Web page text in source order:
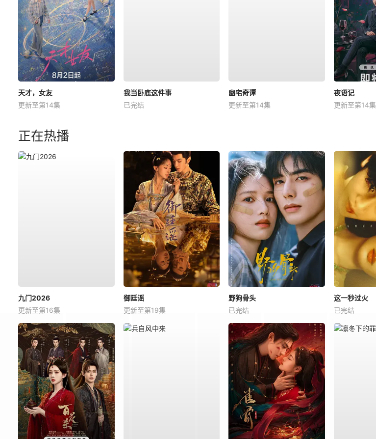
天才，女友
更新至第14集
我当卧底这件事
已完结
幽宅奇谭
更新至第14集
夜语记
更新至第14集
正在热播
九门2026
更新至第16集
御廷谣
更新至第19集
野狗骨头
已完结
这一秒过火
已完结